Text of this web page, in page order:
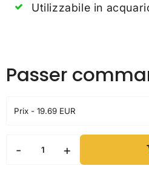
Utilizzabile in
Passer
- +